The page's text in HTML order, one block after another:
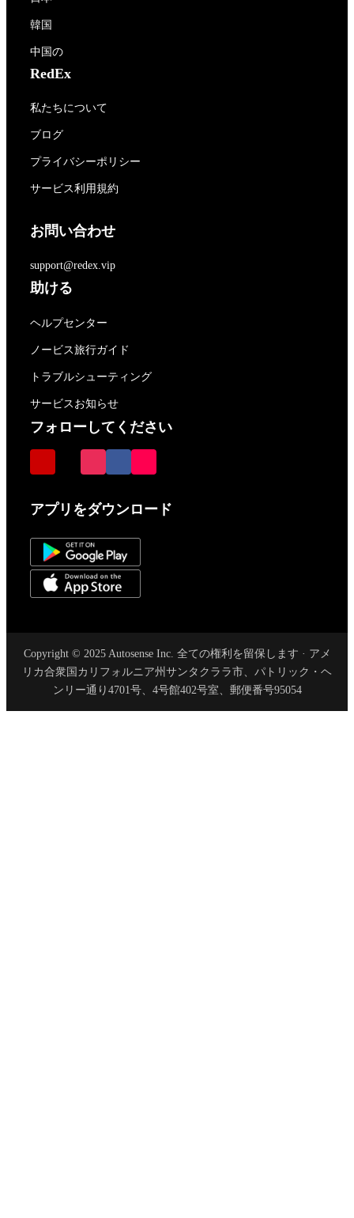
韓国
中国の
RedEx
私たちについて
ブログ
プライバシーポリシー
サービス利用規約
お問い合わせ
support@redex.vip
助ける
ヘルプセンター
ノービス旅行ガイド
トラブルシューティング
サービスお知らせ
フォローしてください
アプリをダウンロード
Copyright © 2025 Autosense Inc. 全ての権利を留保します · アメ
リカ合衆国カリフォルニア州サンタクララ市、パトリック・ヘ
ンリー通り4701号、4号館402号室、郵便番号95054